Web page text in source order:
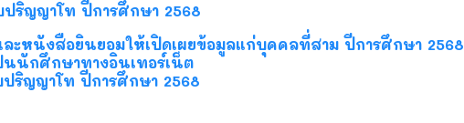
ปริญญาโท ปีการศึกษา 2568
ะหนังสือยินยอมให้เปิดเผยข้อมูลแก่บุคคลที่สาม ปีการศึกษา 2568
นนักศึกษาทางอินเทอร์เน็ต
ปริญญาโท ปีการศึกษา 2568